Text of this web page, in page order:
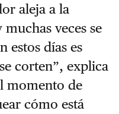
aleja a la
veces se
estos días es
corten”, explica
momento de
cómo está